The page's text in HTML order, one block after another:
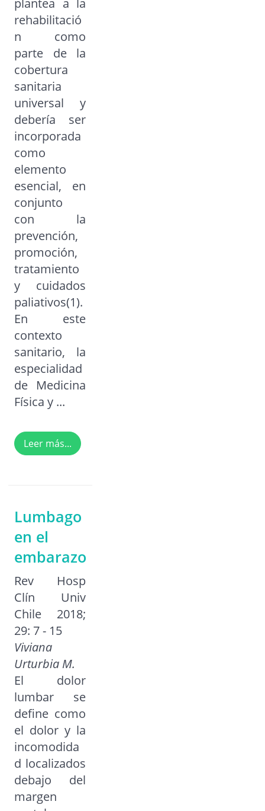
plantea a la
rehabilitació
n como
parte de la
cobertura
sanitaria
universal y
debería ser
incorporada
como
elemento
esencial, en
conjunto
con la
prevención,
promoción,
tratamiento
y cuidados
paliativos(1).
En este
contexto
sanitario, la
especialidad
de Medicina
Física y ...
Leer más...
Lumbago
en el
embarazo
Rev Hosp
Clín Univ
Chile 2018;
29: 7 - 15
Viviana
Urturbia M.
El dolor
lumbar se
define como
el dolor y la
incomodida
d localizados
debajo del
margen